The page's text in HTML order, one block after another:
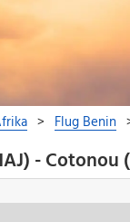
- Cotonou